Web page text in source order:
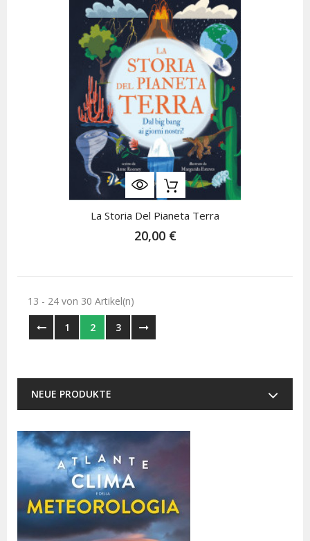
La Storia Del Pianeta Terra
20,00 €
13 - 24 von 30 Artikel(n)
1
2 3
NEUE PRODUKTE